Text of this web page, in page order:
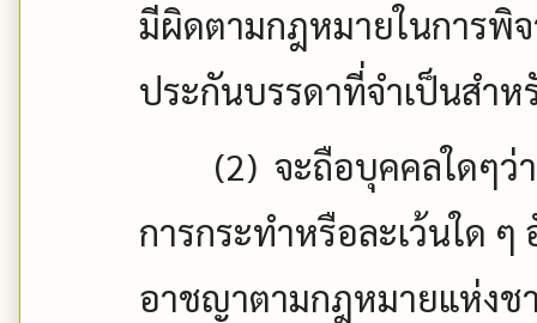
มีผิดตามกฎหมายในการพิ
ประกันบรรดาที่จำเป็นสำ
(2) จะถือบุคคลใดๆว่
การกระทำหรือละเว้นใด
อาชญาตามกฎหมายแห่งช